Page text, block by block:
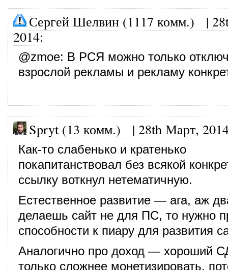
Сергей Шелвин (1117 комм.) |
2014:
@zmoe: В РСЯ можно только
взрослой рекламы и рекламу
Spryt (13 комм.) | 28th Март,
Как-то слабенько и кратенько
покапитанствовал без всякой
ссылку воткнул нетематичную.
Естественное развитие — ага, аж
делаешь сайт не для ПС, то нужно
способности к пиару для развития
Аналогично про доход — хороший
только сложнее монетизировать,